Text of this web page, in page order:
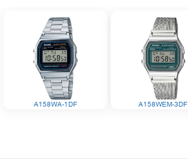
A158WA-1DF A158WEM-3DF